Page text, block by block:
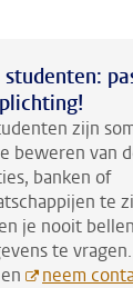
zijn
beweren van
banken of
te
je nooit
te
neem